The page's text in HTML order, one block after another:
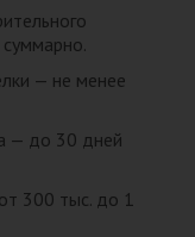
— не менее
— до 30 дней
300 тыс. до 1